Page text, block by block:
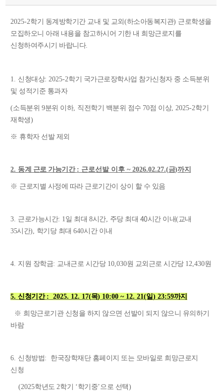
2025-2학기 동계방학기간 교내 및 교외 (하소아동복지관) 근로학생을
모집하오니 아래 내용을 참고하시어 기한 내 희망근로지를
신청하여주시기 바랍니다.
1. 신청대상: 2025-2학기 국가근로장학사업 참가신청자 중 소득분위
및 성적기준 통과자
(소득분위 9분위 이하, 직전학기 백분위 점수 70점 이상, 2025-2학기
재학생)
※ 휴학자 선발 제외
2. 동계 근로 가능기간 : 근로선발 이후~ 2026.02.27.(금)까지
※ 근로지별 사정에 따라 근로기간이 상이 할 수 있음
3. 근로가능시간: 1일 최대 8시간, 주당 최대 40시간 이내(교내
35시간), 학기당 최대640시간 이내
4. 지원 장학금: 교내근로 시간당 10,030원 교외근로 시간당 12,430원
5.신청기간 : 2025. 12. 17(목) 10:00 ~ 12. 21(일) 23:59까지
※ 희망근로기관 신청을 하지 않으면 선발이 되지 않으니 유의하기
바람
6. 신청방법: 한국장학재단 홈페이지 또는 모바일로 희망근로지
신청
(2025학년도2학기 ‘학기중’으로 선택)